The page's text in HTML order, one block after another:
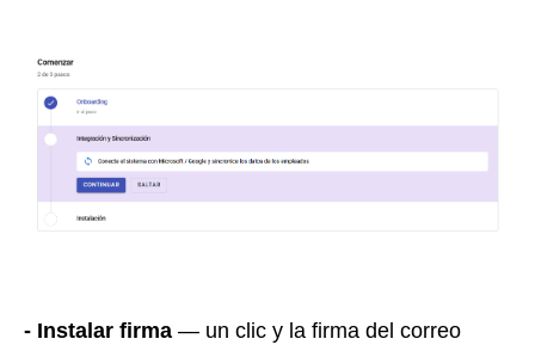
- Instalar firma — un clic y la firma del correo